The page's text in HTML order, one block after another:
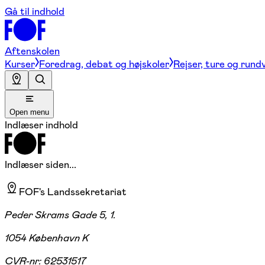
Gå til indhold
Aftenskolen
Kurser Foredrag, debat og højskoler Rejser, ture og
Open menu
Indlæser indhold
Indlæser siden...
FOF's Landssekretariat
Peder Skrams Gade 5, 1.
1054 København K
CVR-nr: 62531517